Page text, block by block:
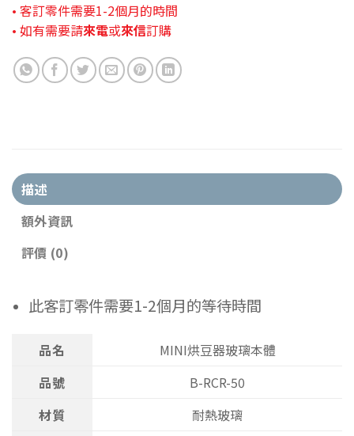
• 客訂零件需要1-2個月的時間
• 如有需要請來電或來信訂購
描述
額外資訊
評價 (0)
此客訂零件需要1-2個月的等待時間
品名
MINI烘豆器玻璃本體
品號
B-RCR-50
材質
耐熱玻璃